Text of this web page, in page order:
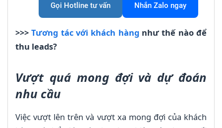
Gọi Hotline tư vấn Nhắn Zalo ngay
>>>Tương tác với khách hàngnhư thế nào để
thu leads?
Vượt quá mong đợi và dự đoán
nhu cầu
Việc vượt lên trên và vượt xa mong đợi của khách